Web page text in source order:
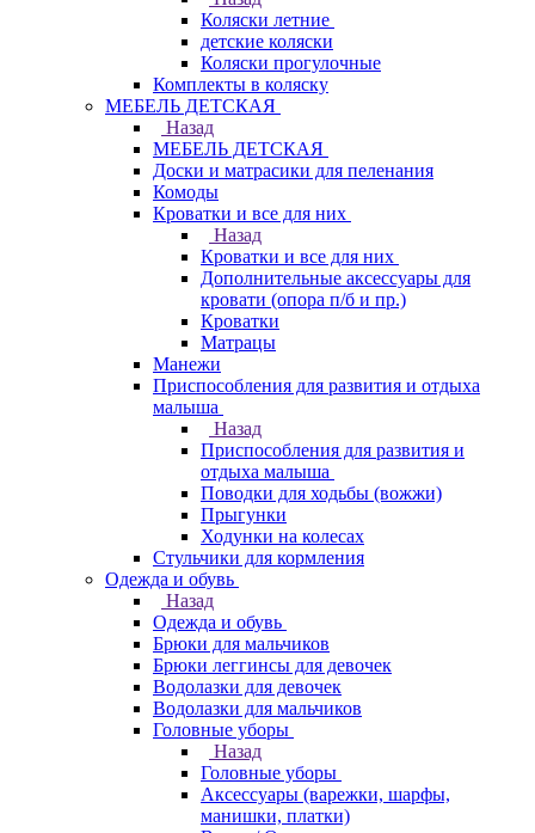
Коляски летние
детские коляски
Коляски прогулочные
Комплекты в коляску
МЕБЕЛЬ ДЕТСКАЯ
Назад
МЕБЕЛЬ ДЕТСКАЯ
Доски и матрасики для пеленания
Комоды
Кроватки и все для них
Назад
Кроватки и все для них
Дополнительные аксессуары для
кровати (опора п/б и пр.)
Кроватки
Матрацы
Манежи
Приспособления для развития и отдыха
малыша
Назад
Приспособления для развития и
отдыха малыша
Поводки для ходьбы (вожжи)
Прыгунки
Ходунки на колесах
Стульчики для кормления
Одежда и обувь
Назад
Одежда и обувь
Брюки для мальчиков
Брюки леггинсы для девочек
Водолазки для девочек
Водолазки для мальчиков
Головные уборы
Назад
Головные уборы
Аксессуары (варежки, шарфы,
манишки, платки)